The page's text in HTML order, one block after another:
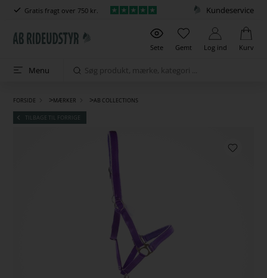
Gratis fragt over 750 kr. Kundeservice
Sete Gemt Log ind Kurv
Menu
FORSIDE >MÆRKER >AB COLLECTIONS
TILBAGE TIL FORRIGE